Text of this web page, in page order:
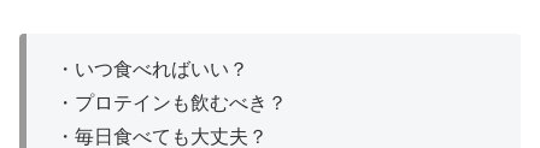
・ いつ食べればいい？
・プロテインも飲むべき？
・ 毎日食べても大丈夫？